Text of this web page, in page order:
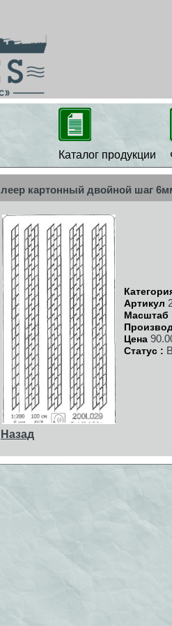
Каталог продукции
леер картонный двойной шаг
Артикул
Масштаб
Цена
Статус :
Назад